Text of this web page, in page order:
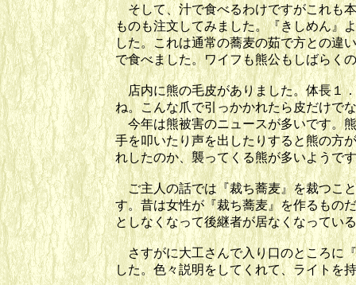
そして、汁で食べるわけですがこれも
ものも注文してみました。『きしめん』
した。これは通常の蕎麦の茹で方との違
で食べました。ワイフも熊公もしばらく
店内に熊の毛皮がありました。体長１
ね。こんな爪で引っかかれたら皮だけで
今年は熊被害のニュースが多いです。
手を叩いたり声を出したりすると熊の方
れしたのか、襲ってくる熊が多いようで
ご主人の話では『裁ち蕎麦』を裁つこ
す。昔は女性が『裁ち蕎麦』を作るもの
としなくなって後継者が居なくなってい
さすがに大工さんで入り口のところに
した。色々説明をしてくれて、ライトを